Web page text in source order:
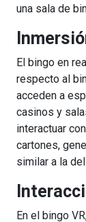
una sala de
El bingo en
respecto al
acceden a
casinos y
interactuar
cartones,
similar a la
En el bingo